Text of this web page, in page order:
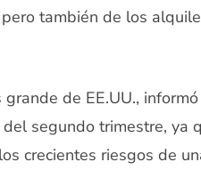
también de los
grande de EE.UU.,
segundo trimestre, ya
crecientes riesgos de